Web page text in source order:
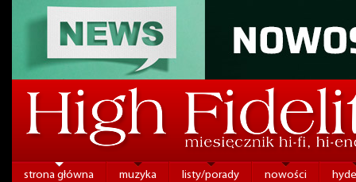
strona główna muzyka listy/porady nowości